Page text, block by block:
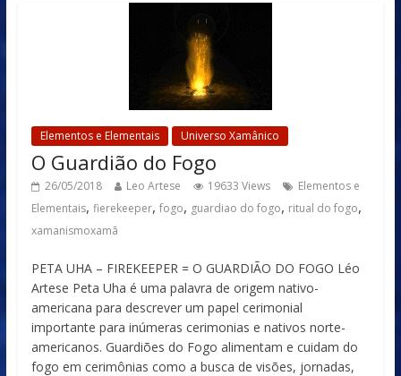
Elementos e Elementais Universo Xamânico
O Guardião do Fogo
26/05/2018 Leo Artese 19633 Views
Elementos e
Elementais, fierekeeper, fogo, guardiao do fogo, ritual do fogo,
xamanismoxamã
PETA UHA – FIREKEEPER = O GUARDIÃO DO FOGO Léo
Artese Peta Uha é uma palavra de origem nativo-
americana para descrever um papel cerimonial
importante para inúmeras cerimonias e nativos norte-
americanos. Guardiões do Fogo alimentam e cuidam do
fogo em cerimônias como a busca de visões, jornadas,